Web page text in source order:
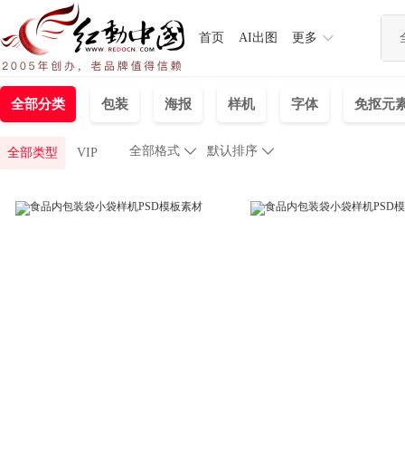
首页 AI出图 更多
全部分类 包装 海报 样机 字体 免抠元
全部类型 VIP 
全部格式 默认排序 